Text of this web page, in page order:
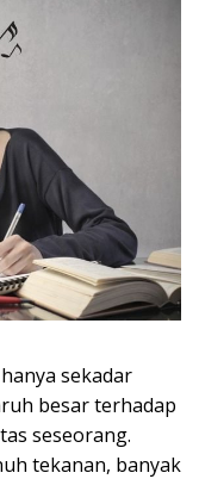
sekadar
besar terhadap
seseorang.
tekanan, banyak